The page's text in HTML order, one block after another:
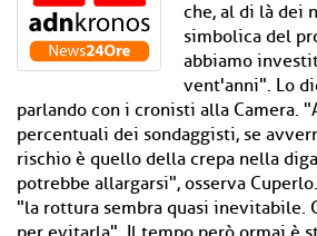
che, al di là dei
simbolica del
abbiamo
vent'anni". Lo
parlando con i cronisti alla Camera.
percentuali dei sondaggisti, se
rischio è quello della crepa nella
potrebbe allargarsi", osserva
"la rottura sembra quasi inevitabile.